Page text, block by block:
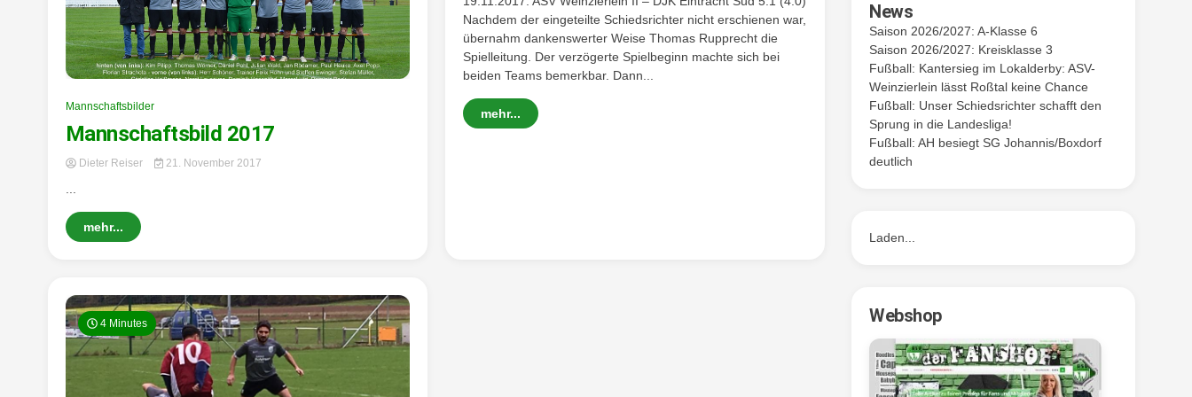
Mannschaftsbilder
Mannschaftsbild 2017
Dieter Reiser 21. November 2017
mehr...
Nachdem der eingeteilte Schiedsrichter nicht erschienen war,
übernahm dankenswerter Weise Thomas Rupprecht die
Spielleitung. Der verzögerte Spielbeginn machte sich bei
beiden Teams bemerkbar. Dann...
mehr...
4 Minutes
News
Saison 2026/2027: A-Klasse 6
Saison 2026/2027: Kreisklasse 3
Fußball: Kantersieg im Lokalderby: ASV-
Weinzierlein lässt Roßtal keine Chance
Fußball: Unser Schiedsrichter schafft den
Sprung in die Landesliga!
Fußball: AH besiegt SG Johannis/Boxdorf
deutlich
Laden...
Webshop